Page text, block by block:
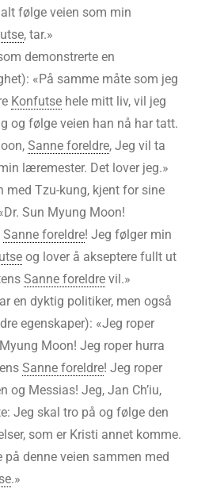
følge veien som min
, tar.»
demonstrerte en
«På samme måte som jeg
Konfutse hele mitt liv, vil jeg
og følge veien han nå har tatt.
Sanne foreldre, Jeg vil ta
læremester. Det lover jeg.»
med Tzu-kung, kjent for sine
Sun Myung Moon!
Sanne foreldre! Jeg følger min
og lover å akseptere fullt ut
Sanne foreldre vil.»
en dyktig politiker, men også
egenskaper): «Jeg roper
Moon! Jeg roper hurra
Sanne foreldre! Jeg roper
og Messias! Jeg, Jan Ch’iu,
Jeg skal tro på og følge den
som er Kristi annet komme.
denne veien sammen med
.»